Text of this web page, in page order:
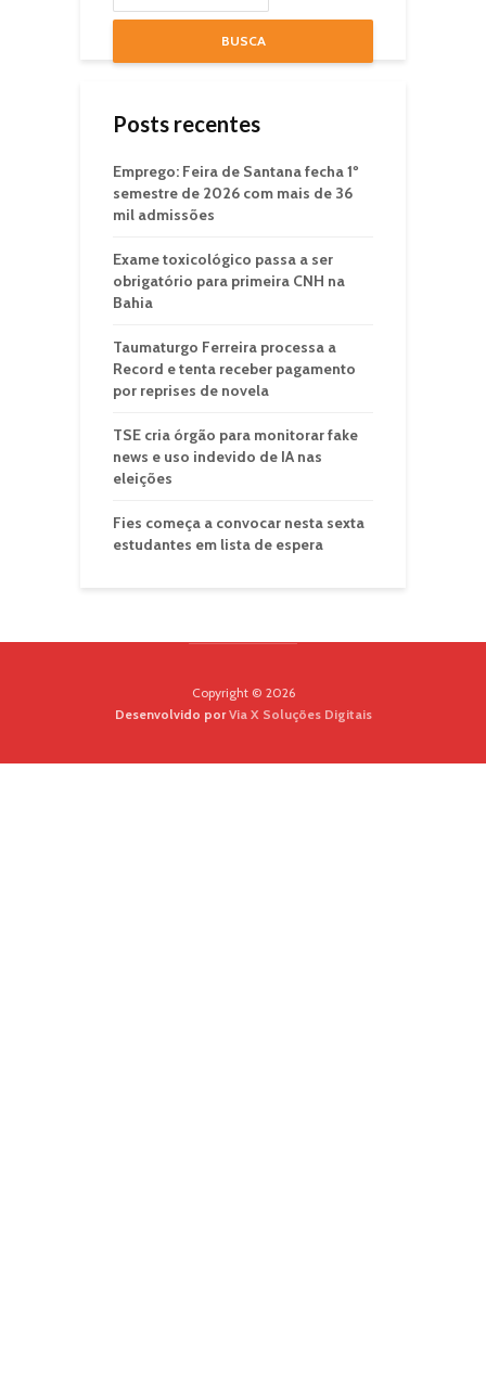
BUSCA
Posts recentes
Emprego: Feira de Santana fecha 1º
semestre de 2026 com mais de 36
mil admissões
Exame toxicológico passa a ser
obrigatório para primeira CNH na
Bahia
Taumaturgo Ferreira processa a
Record e tenta receber pagamento
por reprises de novela
TSE cria órgão para monitorar fake
news e uso indevido de IA nas
eleições
Fies começa a convocar nesta sexta
estudantes em lista de espera
Copyright © 2026
Desenvolvido porVia X Soluções Digitais